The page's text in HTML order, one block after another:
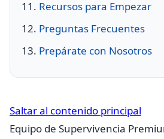
Recursos para Empezar
Preguntas Frecuentes
Prepárate con Nosotros
Saltar al contenido principal
Equipo de Supervivencia